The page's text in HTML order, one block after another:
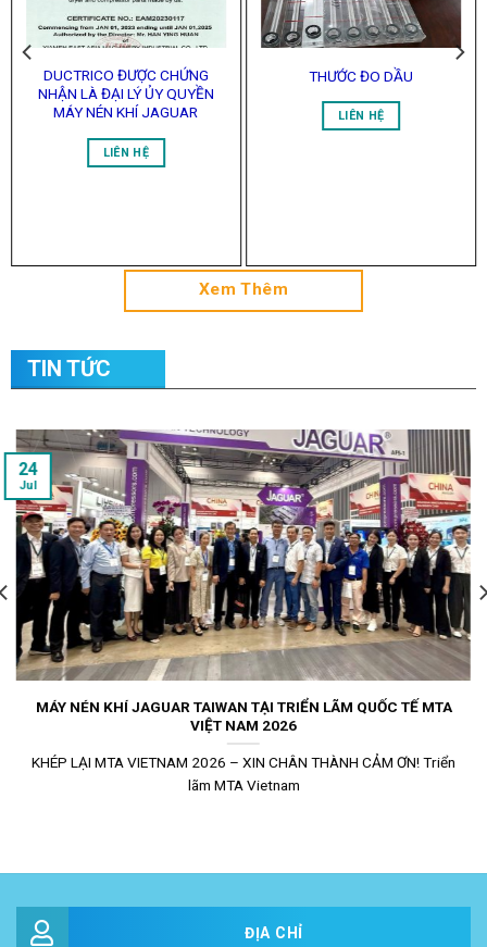
DUCTRICO ĐƯỢC CHỨNG
NHẬN LÀ ĐẠI LÝ ỦY QUYỀN
MÁY NÉN KHÍ JAGUAR
THƯỚC ĐO DẦU
Xem Thêm
MÁY NÉN KHÍ JAGUAR TAIWAN TẠI TRIỂN LÃM QUỐC TẾ MTA
VIỆT NAM 2026
KHÉP LẠI MTA VIETNAM 2026 – XIN CHÂN THÀNH CẢM ƠN! Triển
lãm MTA Vietnam
24
Jul
ĐỊA CHỈ